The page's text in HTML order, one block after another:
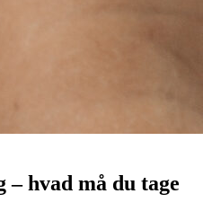
hvad må du tage